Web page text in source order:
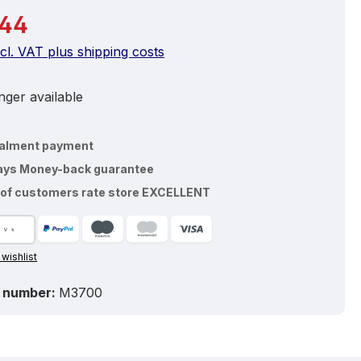
VAT plus shipping costs
available
payment
Money-back guarantee
of customers rate store EXCELLENT
M3700